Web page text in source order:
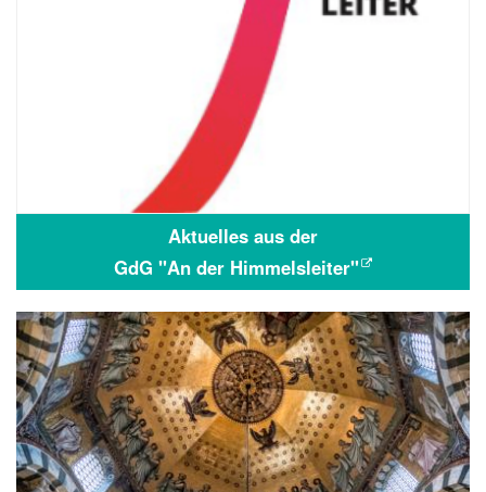
Aktuelles aus der
GdG "An der Himmelsleiter"